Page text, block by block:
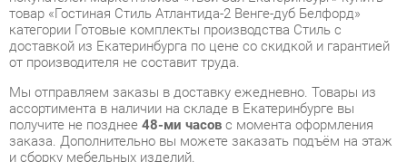
Мы отправляем заказы в доставку ежедневно. Товары из
ассортимента в наличии на складе в Екатеринбурге вы
получите не позднее48-ми часовс момента оформления
заказа. Дополнительно вы можете заказать подъём на этаж
Срок доставки в другие регионы, и для товаров, находящихся
на складах производителей, рассчитывается индивидуально.
Уточнить наличие, срок и стоимость доставки вы можете
через формуобратной связи.